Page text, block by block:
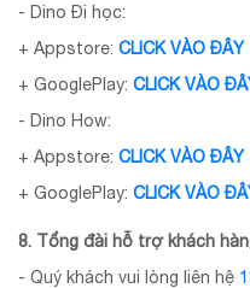
- Dino Đi học:
+ Appstore: CLICK VÀO ĐÂY
+ GooglePlay: CLICK VÀO
- Dino How:
+ Appstore: CLICK VÀO ĐÂY
+ GooglePlay: CLICK VÀO
8. Tổng đài hỗ trợ khách
- Quý khách vui lòng liên hệ